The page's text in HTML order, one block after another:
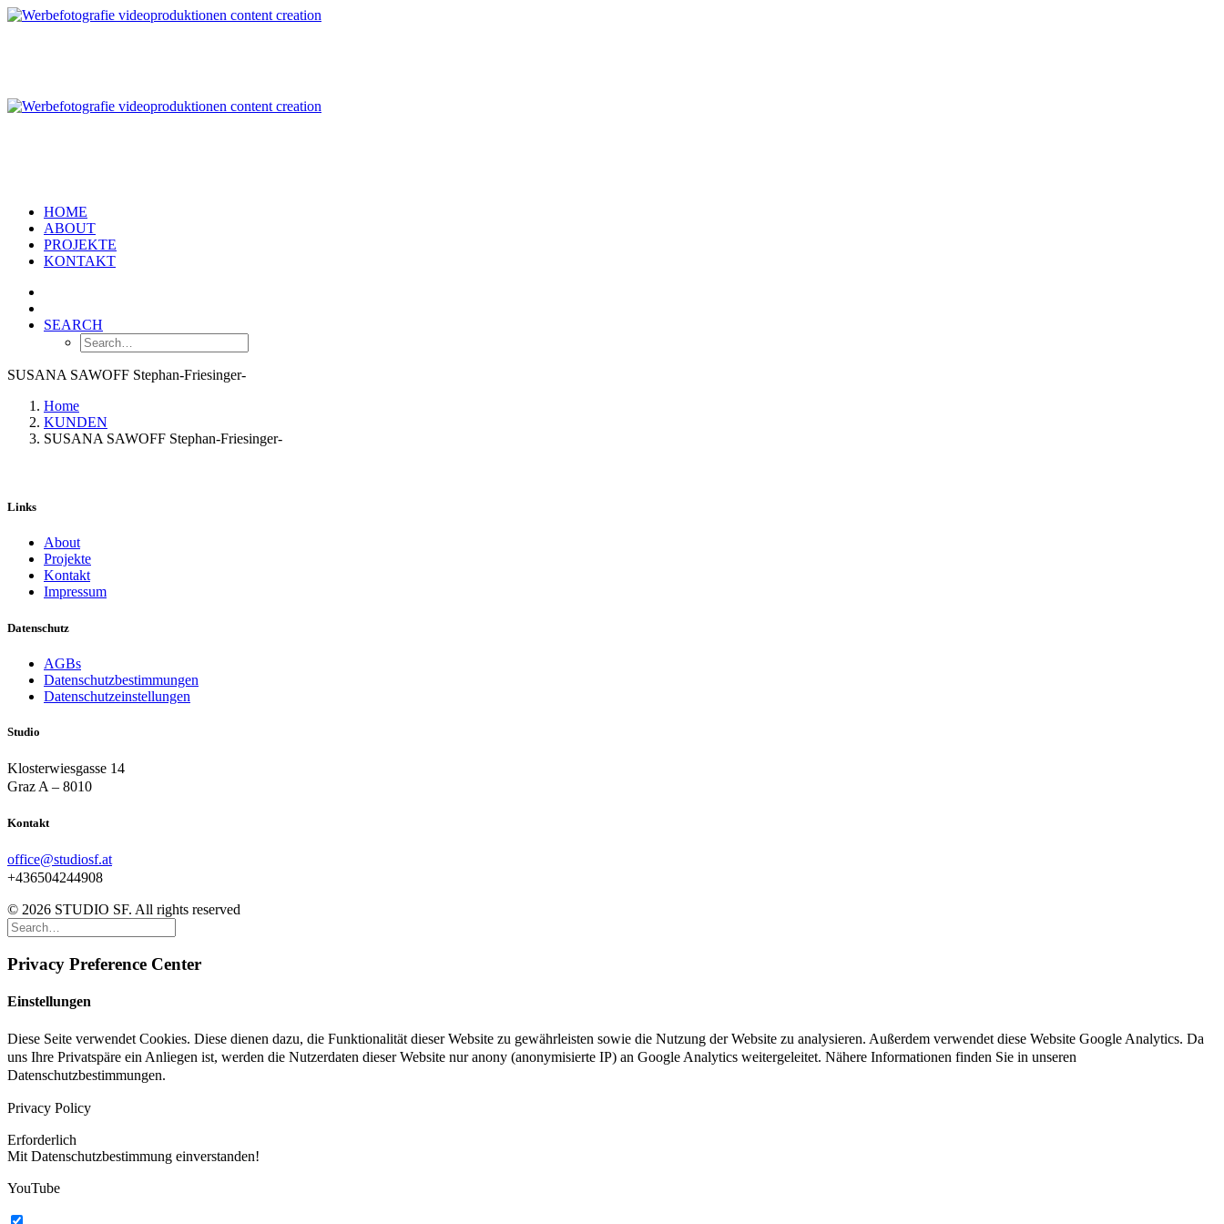
HOME
ABOUT
PROJEKTE
KONTAKT
SEARCH
SUSANA SAWOFF Stephan-Friesinger-
Home
KUNDEN
SUSANA SAWOFF Stephan-Friesinger-
Links
About
Projekte
Kontakt
Impressum
Datenschutz
AGBs
Datenschutzbestimmungen
Datenschutzeinstellungen
Studio
Klosterwiesgasse 14
Graz A – 8010
Kontakt
office@studiosf.at
+436504244908
© 2026 STUDIO SF. All rights reserved
Privacy Preference Center
Einstellungen
Diese Seite verwendet Cookies. Diese dienen dazu, die Funktionalität dieser Website zu gewährleisten sowie die Nutzung der Website zu analysieren. Außerdem verwendet diese Website Google Analytics. Da
uns Ihre Privatspäre ein Anliegen ist, werden die Nutzerdaten dieser Website nur anony (anonymisierte IP) an Google Analytics weitergeleitet. Nähere Informationen finden Sie in unseren
Datenschutzbestimmungen.
Privacy Policy
Erforderlich
Mit Datenschutzbestimmung einverstanden!
YouTube